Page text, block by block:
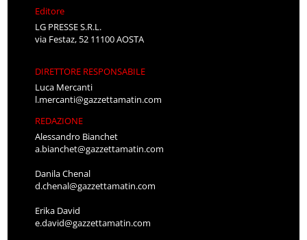
Editore
LG PRESSE S.R.L.
via Festaz, 52 11100 AOSTA
DIRETTORE RESPONSABILE
Luca Mercanti
l.mercanti@gazzettamatin.com
REDAZIONE
Alessandro Bianchet
a.bianchet@gazzettamatin.com
Danila Chenal
d.chenal@gazzettamatin.com
Erika David
e.david@gazzettamatin.com